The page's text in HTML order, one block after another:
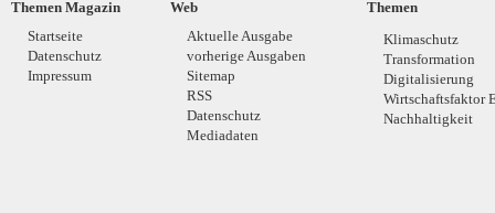
Themen Magazin
Startseite
Datenschutz
Impressum
Web
Aktuelle Ausgabe
vorherige Ausgaben
Sitemap
RSS
Datenschutz
Mediadaten
Themen
Klimaschutz
Transformation
Digitalisierung
Wirtschaftsfaktor
Nachhaltigkeit